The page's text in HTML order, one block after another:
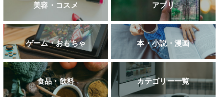
美容・コスメ アプリ
ゲーム・おもちゃ 本・小説・漫画
食品・飲料 カテゴリー一覧